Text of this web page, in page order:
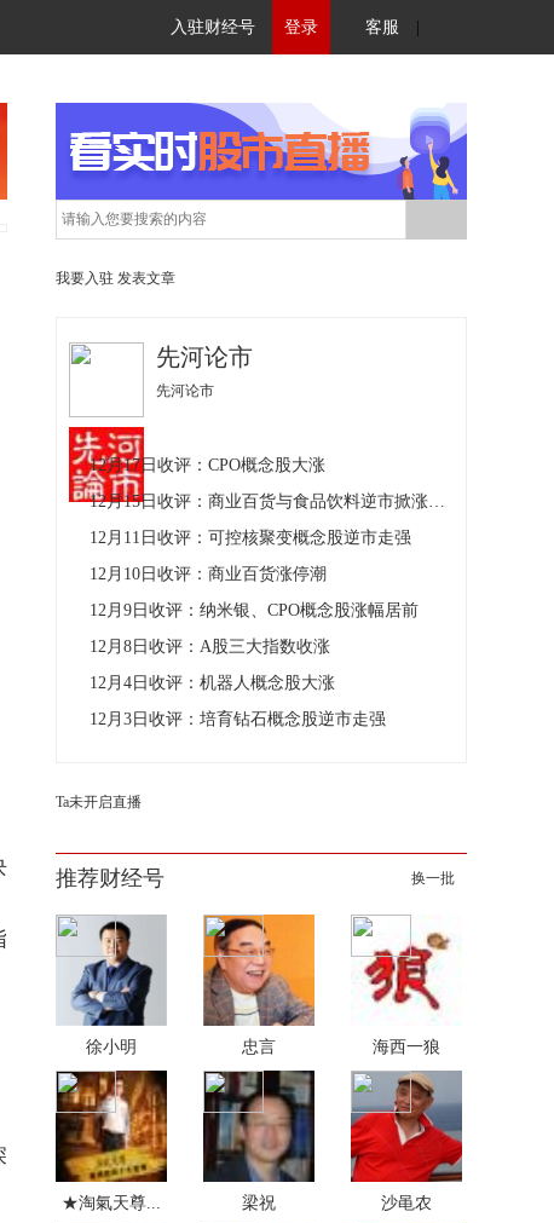
入驻财经号 登录 客服
我要入驻 发表文章
先河论市
先河论市
12月17日收评：CPO概念股大涨
12月15日收评：商业百货与食品饮料逆市掀涨停潮
12月11日收评：可控核聚变概念股逆市走强
12月10日收评：商业百货涨停潮
12月9日收评：纳米银、CPO概念股涨幅居前
12月8日收评：A股三大指数收涨
12月4日收评：机器人概念股大涨
12月3日收评：培育钻石概念股逆市走强
Ta未开启直播
推荐财经号 换一批
徐小明 忠言 海西一狼
★淘氣天尊... 梁祝 沙黾农